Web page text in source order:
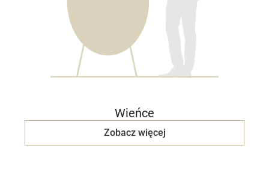
Wieńce
Zobacz więcej